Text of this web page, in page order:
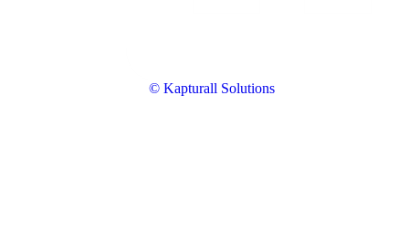
© Kapturall Solutions